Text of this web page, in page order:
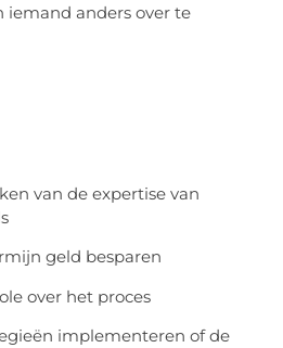
iemand anders over te
van de expertise van
geld besparen
over het proces
implementeren of de